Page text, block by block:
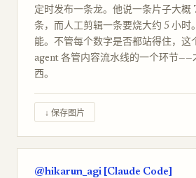
定时发布一条龙。他说一条片子大概
条，而人工剪辑一条要烧大约 5 小时
能。不管每个数字是否都站得住，
agent 各管内容流水线的一个环节——
西。
↓ 保存图片
@hikarun_agi [Claude Code]